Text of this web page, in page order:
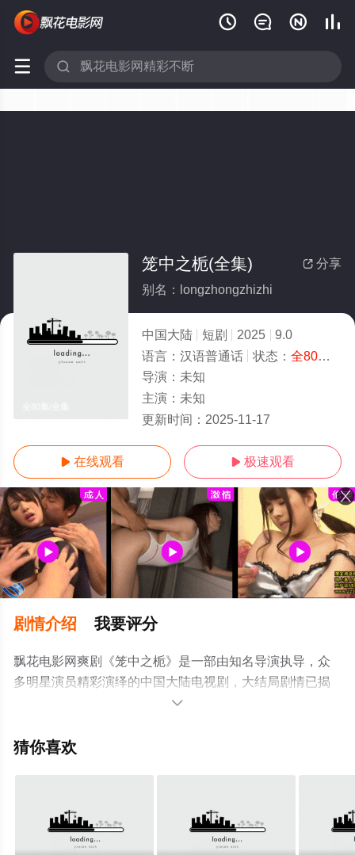
   
 
 分享
笼中之栀(全集)
别名：longzhongzhizhi
中国大陆 短剧 2025
9.0
语言： 汉语普通话 状态： 全80集
导演： 未知
主演： 未知
更新时间： 2025-11-17
 在线观看  极速观看
剧情介绍 我要评分
飘花电影网爽剧《笼中之栀》是一部由知名导演执导，众
多明星演员精彩演绎的中国大陆电视剧，大结局剧情已揭
晓（全80集），手机免费观看高清无删减完整版电视剧全
视猫或剧情网等平台了解。

猜你喜欢